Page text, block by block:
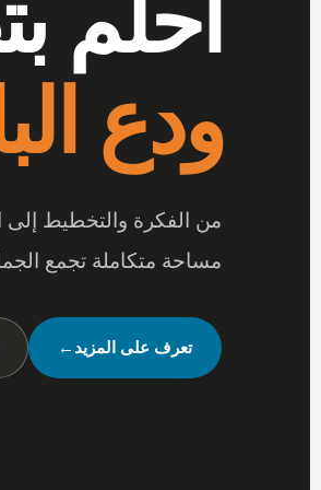
أرقى
عندما تجتمع أرقى
متكاملة تعكس شخصيتك
شاهد تصميماتنا←